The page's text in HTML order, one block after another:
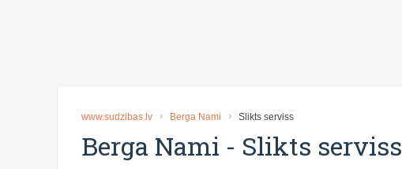
www.sudzibas.lv Berga Nami Slikts serviss
Berga Nami - Slikts serviss